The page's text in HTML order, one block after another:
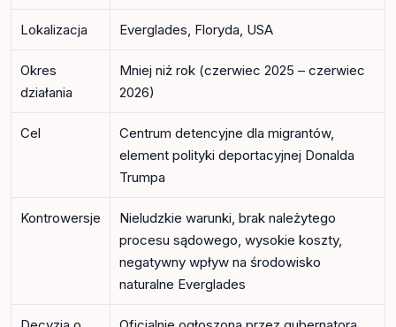
Lokalizacja Everglades, Floryda, USA
Okres
działania
Mniej niż rok (czerwiec 2025 – czerwiec
2026)
Cel
Centrum detencyjne dla migrantów,
element polityki deportacyjnej Donalda
Trumpa
Kontrowersje
Nieludzkie warunki, brak należytego
procesu sądowego, wysokie koszty,
negatywny wpływ na środowisko
naturalne Everglades